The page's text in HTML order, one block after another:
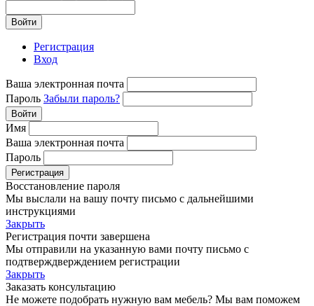
Войти
Регистрация
Вход
Ваша электронная почта
Пароль Забыли пароль?
Войти
Имя
Ваша электронная почта
Пароль
Регистрация
Восстановление пароля
Мы выслали на вашу почту письмо с дальнейшими
инструкциями
Закрыть
Регистрация почти завершена
Мы отправили на указанную вами почту письмо с
подтверждверждением регистрации
Закрыть
Заказать консультацию
Не можете подобрать нужную вам мебель? Мы вам поможем